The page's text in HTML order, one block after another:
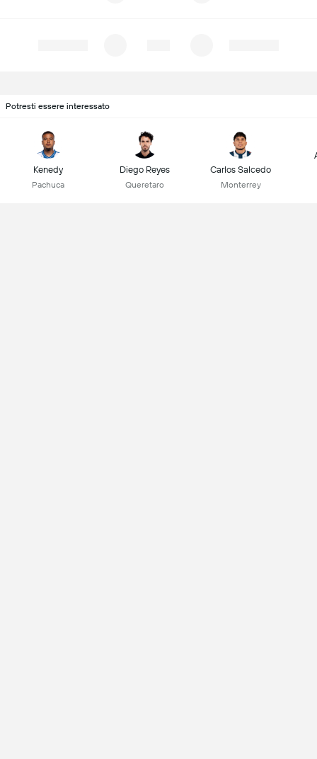
Potresti essere interessato
Kenedy
Pachuca
Diego Reyes
Queretaro
Carlos Salcedo
Monterrey